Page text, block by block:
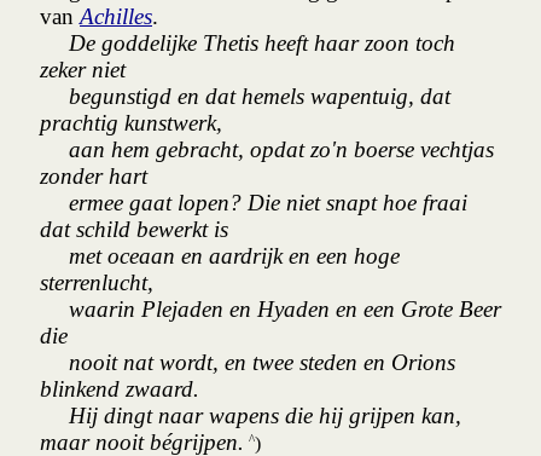
van Achilles.
De goddelijke Thetis heeft haar zoon toch
zeker niet
begunstigd en dat hemels wapentuig, dat
prachtig kunstwerk,
aan hem gebracht, opdat zo'n boerse vechtjas
zonder hart
ermee gaat lopen? Die niet snapt hoe fraai
dat schild bewerkt is
met oceaan en aardrijk en een hoge
sterrenlucht,
waarin Plejaden en Hyaden en een Grote Beer
die
nooit nat wordt, en twee steden en Orions
blinkend zwaard.
Hij dingt naar wapens die hij grijpen kan,
maar nooit bégrijpen. ^)